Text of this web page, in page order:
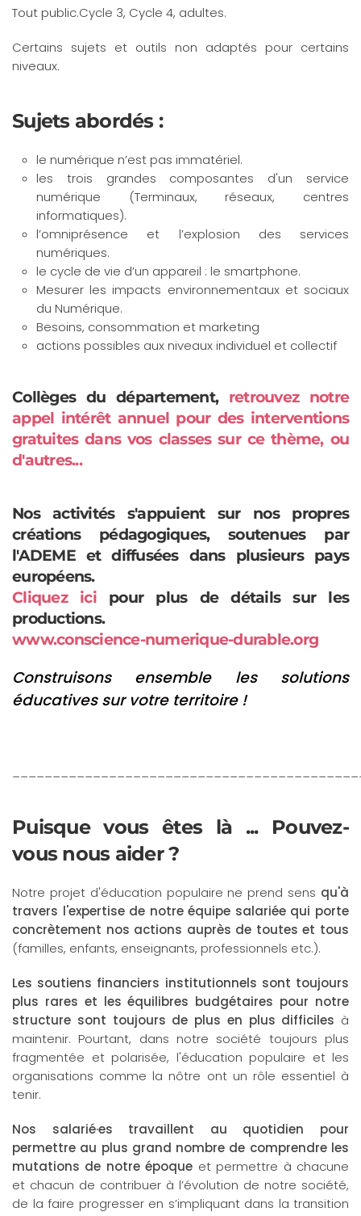
Tout public.Cycle 3, Cycle 4, adultes.
Certains sujets et outils non adaptés pour certains
niveaux.
Sujets abordés :
le numérique n’est pas immatériel.
les trois grandes composantes d'un service
numérique (Terminaux, réseaux, centres
informatiques).
l’omniprésence et l’explosion des services
numériques.
le cycle de vie d’un appareil : le smartphone.
Mesurer les impacts environnementaux et sociaux
du Numérique.
Besoins, consommation et marketing
actions possibles aux niveaux individuel et collectif
Collèges du département, retrouvez notre
appel intérêt annuel pour des interventions
gratuites dans vos classes sur ce thème, ou
d'autres...
Nos activités s'appuient sur nos propres
créations pédagogiques, soutenues par
l'ADEME et diffusées dans plusieurs pays
européens.
Cliquez ici pour plus de détails sur les
productions.
www.conscience-numerique-durable.org
Construisons ensemble les solutions
éducatives sur votre territoire !
Puisque vous êtes là ... Pouvez-
vous nous aider ?
Notre projet d'éducation populaire ne prend sens qu'à
travers l'expertise de notre équipe salariée qui porte
concrètement nos actions auprès de toutes et tous
(familles, enfants, enseignants, professionnels etc.).
Les soutiens financiers institutionnels sont toujours
plus rares et les équilibres budgétaires pour notre
structure sont toujours de plus en plus difficiles à
maintenir. Pourtant, dans notre société toujours plus
fragmentée et polarisée, l'éducation populaire et les
organisations comme la nôtre ont un rôle essentiel à
tenir.
Nos salarié·es travaillent au quotidien pour
permettre au plus grand nombre de comprendre les
mutations de notre époque et permettre à chacune
et chacun de contribuer à l’évolution de notre société,
de la faire progresser en s’impliquant dans la transition